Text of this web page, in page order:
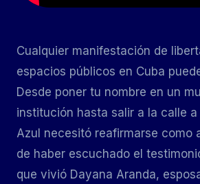
Cualquier manifestación de
espacios públicos en Cuba
Desde poner tu nombre en un
institución hasta salir a la calle a
Azul necesitó reafirmarse como
de haber escuchado el
que vivió Dayana Aranda,